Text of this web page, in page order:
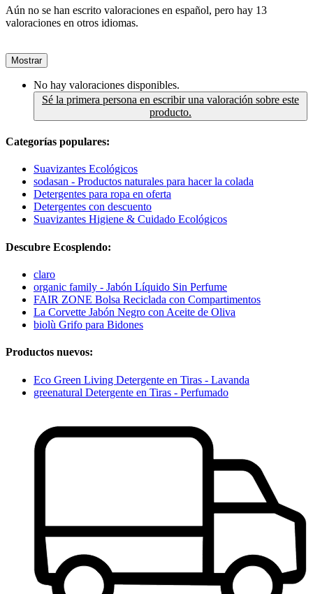
Aún no se han escrito valoraciones en español, pero hay 13
valoraciones en otros idiomas.
Mostrar
No hay valoraciones disponibles.
Sé la primera persona en escribir una valoración sobre este
producto.
Categorías populares:
Suavizantes Ecológicos
sodasan - Productos naturales para hacer la colada
Detergentes para ropa en oferta
Detergentes con descuento
Suavizantes Higiene & Cuidado Ecológicos
Descubre Ecosplendo:
claro
organic family - Jabón Líquido Sin Perfume
FAIR ZONE Bolsa Reciclada con Compartimentos
La Corvette Jabón Negro con Aceite de Oliva
biolù Grifo para Bidones
Productos nuevos:
Eco Green Living Detergente en Tiras - Lavanda
greenatural Detergente en Tiras - Perfumado